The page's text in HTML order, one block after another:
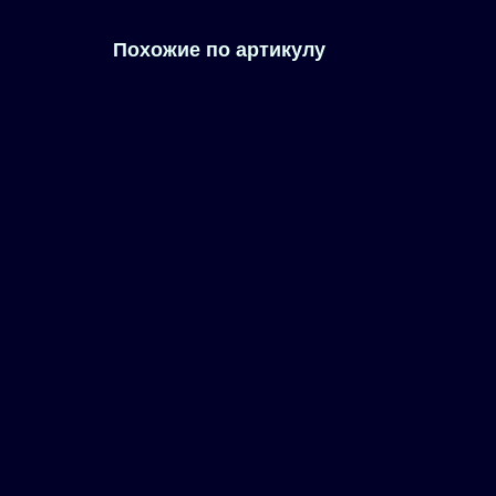
Похожие по артикулу